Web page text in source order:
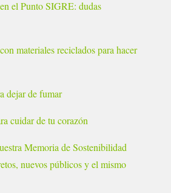
el Punto SIGRE: dudas
materiales reciclados para hacer
dejar de fumar
cuidar de tu corazón
Memoria de Sostenibilidad
nuevos públicos y el mismo